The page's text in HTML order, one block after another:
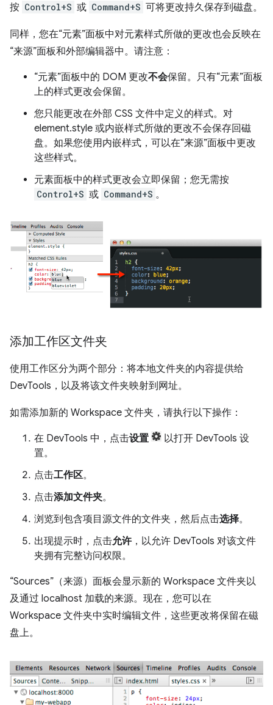
按 Control+S 或 Command+S 可将更改持久保存到磁盘。
同样，您在“元素”面板中对元素样式所做的更改也会反映在
“来源”面板和外部编辑器中。请注意：
“元素”面板中的 DOM 更改不会保留。只有“元素”面板
上的样式更改会保留。
您只能更改在外部 CSS 文件中定义的样式。对
element.style 或内嵌样式所做的更改不会保存回磁
盘。如果您使用内嵌样式，可以在“来源”面板中更改
这些样式。
元素面板中的样式更改会立即保留；您无需按
Control+S 或 Command+S 。
添加工作区文件夹
使用工作区分为两个部分：将本地文件夹的内容提供给
DevTools，以及将该文件夹映射到网址。
如需添加新的 Workspace 文件夹，请执行以下操作：
在 DevTools 中，点击设置
以打开 DevTools 设
置。
点击工作区。
点击添加文件夹。
浏览到包含项目源文件的文件夹，然后点击选择。
出现提示时，点击允许 ，以允许 DevTools 对该文件
夹拥有完整访问权限。
“Sources”（来源）面板会显示新的 Workspace 文件夹以
及通过 localhost 加载的来源。现在，您可以在
Workspace 文件夹中实时编辑文件，这些更改将保留在磁
盘上。